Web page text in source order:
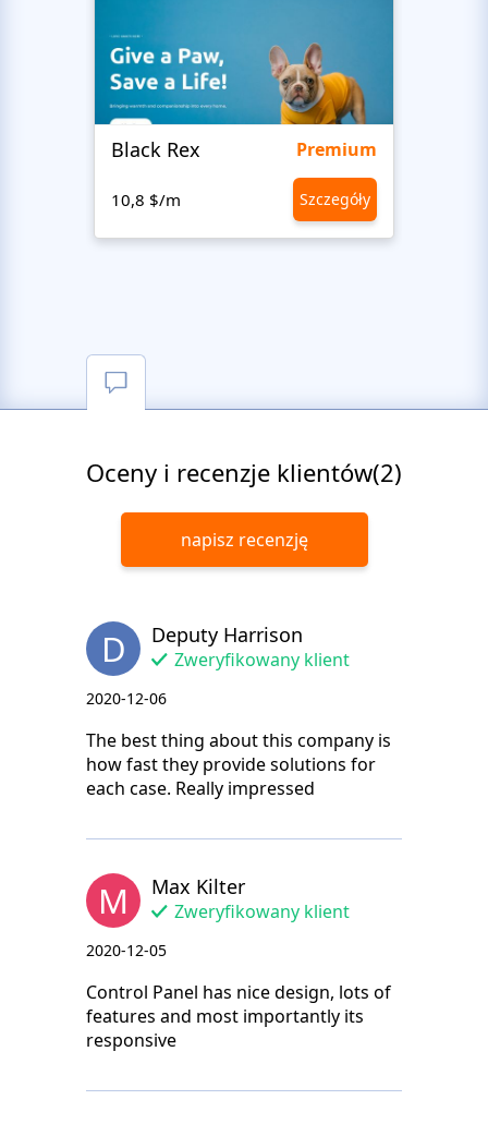
Black Rex Premium
10,8 $/m Szczegóły
Oceny i recenzje klientów(2)
napisz recenzję
D Deputy Harrison
Zweryfikowany klient
2020-12-06
The best thing about this company is
how fast they provide solutions for
each case. Really impressed
M Max Kilter
Zweryfikowany klient
2020-12-05
Control Panel has nice design, lots of
features and most importantly its
responsive